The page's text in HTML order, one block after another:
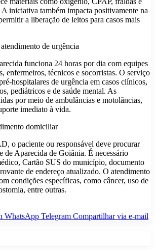
iniciativa também impacta positivamente na
a liberação de leitos para casos mais
de urgência
funciona 24 horas por dia com equipes
enfermeiros, técnicos e socorristas. O serviço
hospitalares de urgência em casos clínicos,
pediátricos e de saúde mental. As
por meio de ambulâncias e motolâncias,
imediato à vida.
domiciliar
o paciente ou responsável deve procurar
de Aparecida de Goiânia. É necessário
Cartão SUS do município, documento
de endereço atualizado. O atendimento
condições específicas, como câncer, uso de
entre outras.
WhatsApp Telegram Compartilhar via e-mail